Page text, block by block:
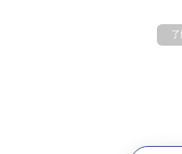
了